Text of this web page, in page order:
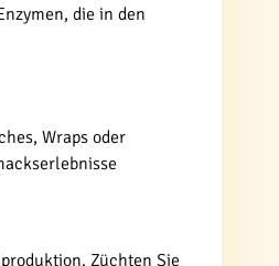
die in den
Wraps oder
Züchten Sie